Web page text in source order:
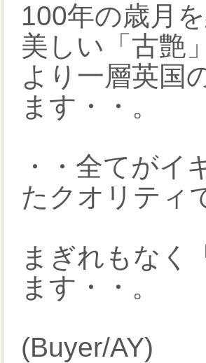
100年の歳月
美しい「古艶
より一層英国
ます・・。
・・全てが
たクオリティ
まぎれもなく
ます・・。
(Buyer/AY)